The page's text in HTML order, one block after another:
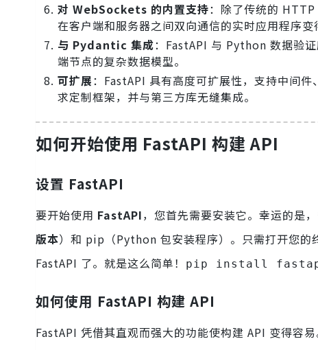
对 WebSockets 的内置支持：除了传统的
在客户端和服务器之间双向通信的实时应用程序变
与 Pydantic 集成：FastAPI 与 Python 数据验
端节点的复杂数据模型。
可扩展：FastAPI 具有高度可扩展性，支持中间
求定制框架，并与第三方库无缝集成。
如何开始使用 FastAPI 构建 API
设置 FastAPI
要开始使用 FastAPI，您首先需要安装它。幸运的是
版本）和 pip（Python 包安装程序）。只需打开您的
FastAPI 了。就是这么简单！
pip install
如何使用 FastAPI 构建 API
FastAPI 凭借其直观而强大的功能使构建 API 变得容